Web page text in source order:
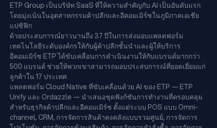
ETP Group เป็นบริษัท SaaS ที่ให้ความสำคัญกับ AI เป็นอันดับแรก
โดยมุ่งเน้นในอุตสาหกรรมค้าปลีกและอีคอมเมิร์ซในภูมิภาคเอเชีย
แปซิฟิก
ด้วยประสบการณ์ยาวนานถึง 37 ปีในการส่งมอบแพลตฟอร์ม
เทคโนโลยีระดับองค์กรให้กับผู้ค้าปลีกชั้นนำและผู้ให้บริการ
อีคอมเมิร์ซ ETP ได้ขับเคลื่อนการดำเนินงานให้กับแบรนด์มากกว่า
500 แบรนด์ ช่วยให้พวกเขาสามารถมอบประสบการณ์ที่ยอดเยี่ยมแก่
ลูกค้าใน 17 ประเทศ
แพลตฟอร์ม Cloud Native ที่ขับเคลื่อนด้วย AI ของ ETP — ETP
Unify และ Ordazzle — นำเสนอชุดฟังก์ชันการทำงานที่ครอบคลุม
สำหรับธุรกิจค้าปลีกและอีคอมเมิร์ซ ตั้งแต่ระบบ POS แบบ Omni-
channel, CRM, การจัดการสินค้าคงคลังแบบรวมศูนย์, การจัดการ